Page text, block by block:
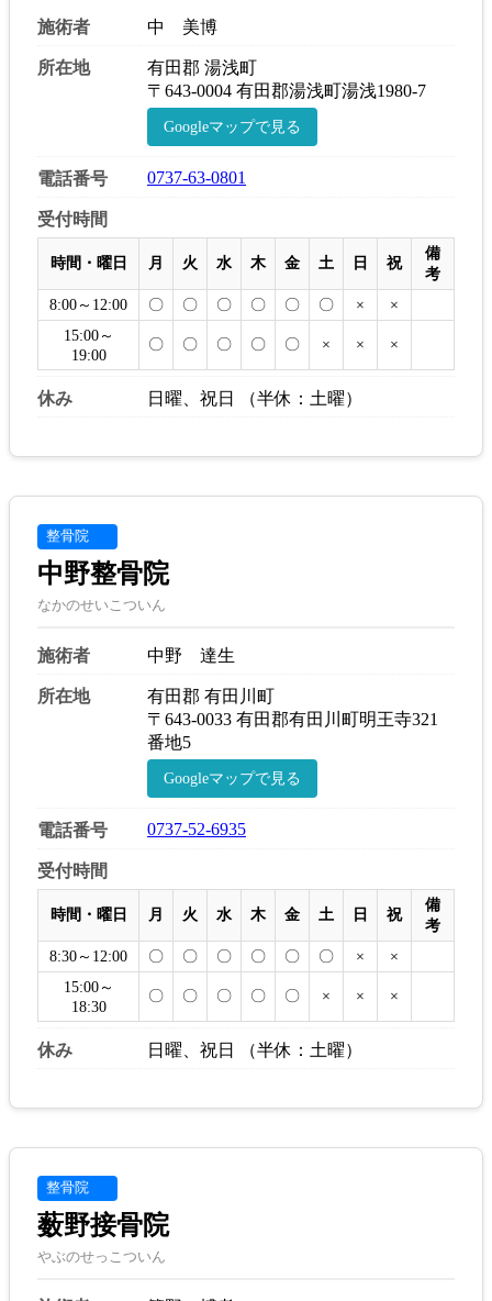
施術者 中 美博
所在地
有田郡 湯浅町
〒643-0004 有田郡湯浅町湯浅1980-7
Googleマップで見る
電話番号 0737-63-0801
受付時間
時間・曜日 月 火 水 木 金 土 日 祝
備
考
8:00～12:00
〇 〇 〇 〇 〇 〇 ×
×
15:00～
19:00
〇 〇 〇 〇 〇 × × ×
休み 日曜、祝日 （半休：土曜）
整骨院
中野整骨院
なかのせいこついん
施術者 中野 達生
所在地
有田郡 有田川町
〒643-0033 有田郡有田川町明王寺321
番地5
Googleマップで見る
電話番号 0737-52-6935
受付時間
時間・曜日 月 火 水 木 金 土 日 祝
備
考
8:30～12:00
〇 〇 〇 〇 〇 〇 ×
×
15:00～
18:30
〇 〇 〇 〇 〇 × × ×
休み 日曜、祝日 （半休：土曜）
整骨院
薮野接骨院
やぶのせっこついん